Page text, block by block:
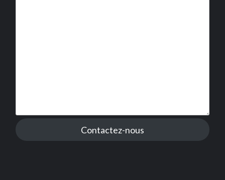
Contactez-nous